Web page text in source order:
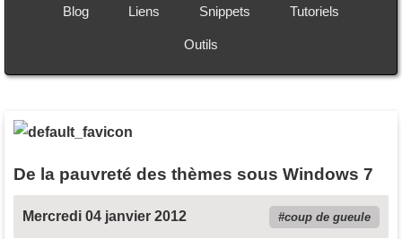
Blog Liens Snippets Tutoriels
Outils
De la pauvreté des thèmes sous Windows 7
Mercredi 04 janvier 2012 coup de gueule